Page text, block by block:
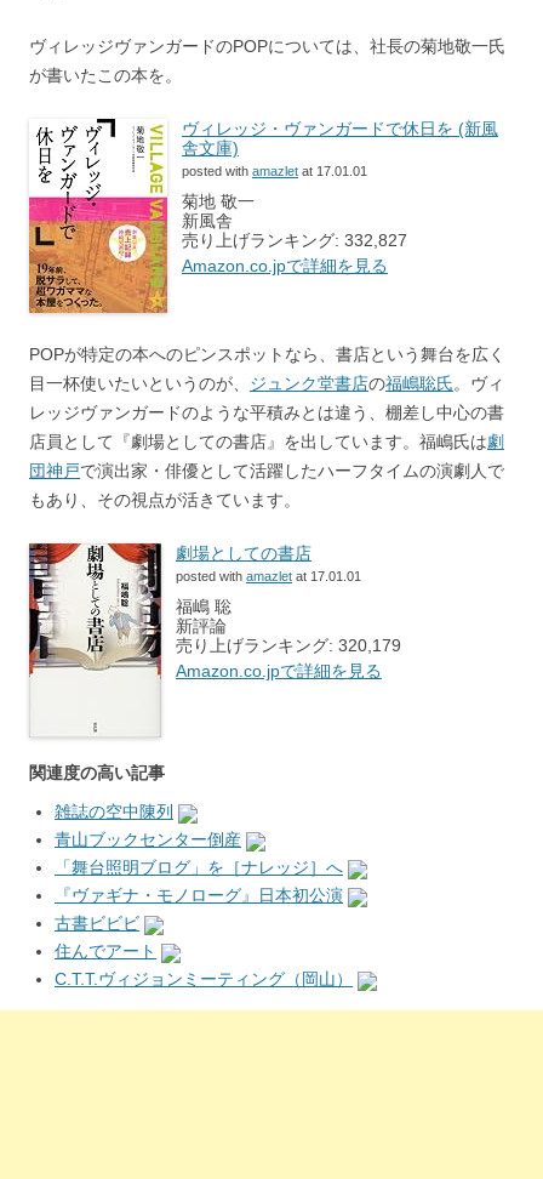
ヴィレッジヴァンガードのPOPについては、社長の菊地敬一氏
が書いたこの本を。
ヴィレッジ・ヴァンガードで休日を (新風
舎文庫)
posted with amazlet at 17.01.01
菊地 敬一
新風舎
売り上げランキング: 332,827
Amazon.co.jpで詳細を見る
POPが特定の本へのピンスポットなら、書店という舞台を広く
目一杯使いたいというのが、 ジュンク堂書店の福嶋聡氏。ヴィ
レッジヴァンガードのような平積みとは違う、棚差し中心の書
店員として『劇場としての書店』を出しています。福嶋氏は劇
団神戸で演出家・俳優として活躍したハーフタイムの演劇人で
もあり、その視点が活きています。
劇場としての書店
posted with amazlet at 17.01.01
福嶋 聡
新評論
売り上げランキング: 320,179
Amazon.co.jpで詳細を見る
関連度の高い記事
雑誌の空中陳列
青山ブックセンター倒産
「舞台照明ブログ」を［ナレッジ］へ
『ヴァギナ・モノローグ』日本初公演
古書ビビビ
住んでアート
C.T.T.ヴィジョンミーティング（岡山）